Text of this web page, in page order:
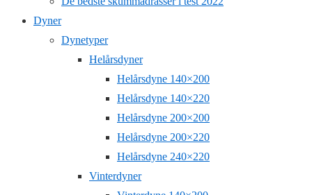
Dyner
Dynetyper
Helårsdyner
Helårsdyne 140×200
Helårsdyne 140×220
Helårsdyne 200×200
Helårsdyne 200×220
Helårsdyne 240×220
Vinterdyner